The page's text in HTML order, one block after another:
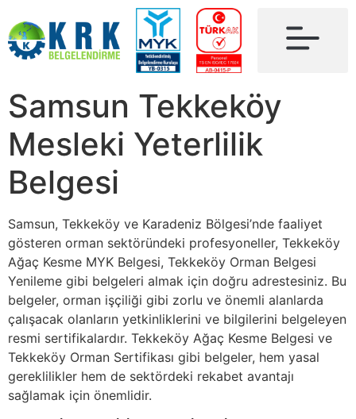
Samsun Tekkeköy
Mesleki Yeterlilik
Belgesi
Samsun, Tekkeköy ve Karadeniz Bölgesi’nde faaliyet
gösteren orman sektöründeki profesyoneller, Tekkeköy
Ağaç Kesme MYK Belgesi, Tekkeköy Orman Belgesi
Yenileme gibi belgeleri almak için doğru adrestesiniz. Bu
belgeler, orman işçiliği gibi zorlu ve önemli alanlarda
çalışacak olanların yetkinliklerini ve bilgilerini belgeleyen
resmi sertifikalardır. Tekkeköy Ağaç Kesme Belgesi ve
Tekkeköy Orman Sertifikası gibi belgeler, hem yasal
gereklilikler hem de sektördeki rekabet avantajı
sağlamak için önemlidir.